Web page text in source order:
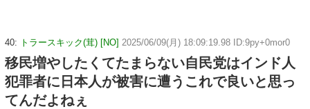
40: トラースキック(茸) [NO] 2025/06/09(月) 18:09:19.98 ID:9py+0mor0
移民増やしたくてたまらない自民党はインド人
犯罪者に日本人が被害に遭うこれで良いと思っ
てんだよねぇ